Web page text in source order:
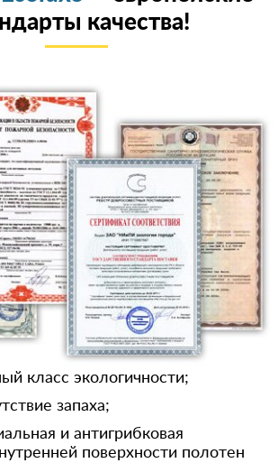
качества!
класс экологичности;
запаха;
и антигрибковая
поверхности полотен